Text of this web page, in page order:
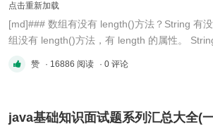
点击重新加载
[md]### 数组有没有 length()方法？String 有没
组没有 length()方法，有 length 的属性。 String 有 length()方法。
赞 · 16886 阅读 · 0 评论
java基础知识面试题系列汇总大全(